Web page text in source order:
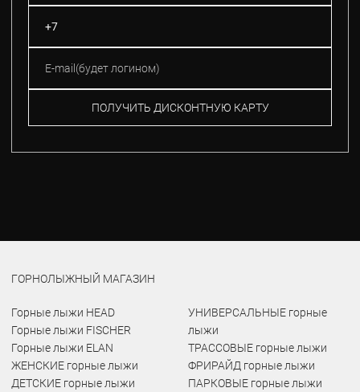
ПОЛУЧИТЬ ДИСКОНТНУЮ КАРТУ
ГОРНОЛЫЖНЫЙ МАГАЗИН
Горные лыжи HEAD
Горные лыжи FISCHER
Горные лыжи ELAN
ЖЕНСКИЕ горные лыжи
ДЕТСКИЕ горные лыжи
УНИВЕРСАЛЬНЫЕ горные
лыжи
ТРАССОВЫЕ горные лыжи
ФРИРАЙД горные лыжи
ПАРКОВЫЕ горные лыжи